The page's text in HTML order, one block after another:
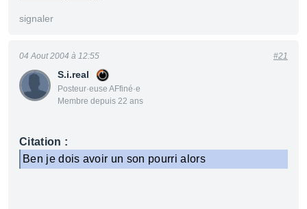
signaler
S.i.real
Posteur·euse AFfiné·e
Membre depuis 22 ans
04 Aout 2004 à 12:55 #21
Citation :
Ben je dois avoir un son pourri alors